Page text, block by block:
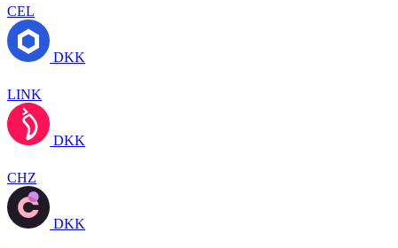
CEL
DKK
LINK
DKK
CHZ
DKK